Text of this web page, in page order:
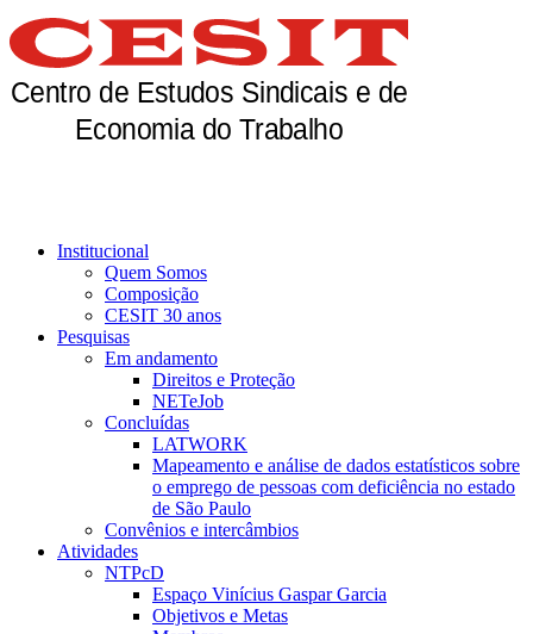
Institucional
Quem Somos
Composição
CESIT 30 anos
Pesquisas
Em andamento
Direitos e Proteção
NETeJob
Concluídas
LATWORK
Mapeamento e análise de dados estatísticos sobre
o emprego de pessoas com deficiência no estado
de São Paulo
Convênios e intercâmbios
Atividades
NTPcD
Espaço Vinícius Gaspar Garcia
Objetivos e Metas